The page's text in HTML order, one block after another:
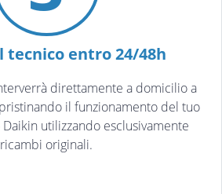
tecnico entro 24/48h
direttamente a domicilio a
il funzionamento del tuo
utilizzando esclusivamente
ricambi originali.